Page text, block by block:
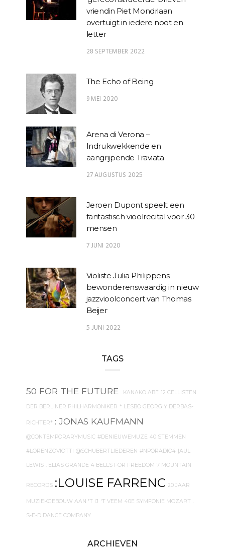
vriendin Piet Mondriaan
overtuigt in iedere noot en
letter
28 SEPTEMBER 2022
The Echo of Being
9 MEI 2020
Arena di Verona –
Indrukwekkende en
aangrijpende Traviata
27 AUGUSTUS 2025
Jeroen Dupont speelt een
fantastisch vioolrecital voor 30
mensen
7 JUNI 2020
Violiste Julia Philippens
bewonderenswaardig in nieuw
jazzvioolconcert van Thomas
Beijer
5 JUNI 2022
TAGS
50 FOR THE FUTURE . KANAKO ABE 12 CELLISTEN
DER BERLINER PHILHARMONIKER * LESBO GEORGIY DERBAS-
RICHTER* : JONAS KAUFMANN
@CONTEMPORARYMUSIC #DENIEUWEMUZE 40 STEMMEN
#LORENZOVIOTTI @SCHUBERTLIEDEREN #NPORADIO4 {AUL
LEWIS . ELIAS GRANDE 4 BELLS FOR FREEDOM 7 MOUNTAIN
RECORDS :LOUISE FARRENC 20 JAAR
MUZIEKGEBOUW AAN 'T IJ 'T VEEM 40E SYMFONIE MOZART
S-E-D DANCE COMPANY
ARCHIEVEN